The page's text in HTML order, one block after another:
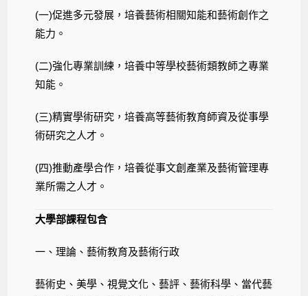
(一)促進多元發展，培養藝術相關知能和藝術創作之
能力。
(二)強化專業訓練，培養中等學校藝術類教師之專業
知能。
(三)精實學術研究，培養高等藝術教育師資及從事學
術研究之人才 。
(四)推動產學合作，培養從事文創產業及藝術管理專
業所需之人才。
大學部課程包含
一、理論、藝術教育及藝術行政
藝術史、美學、視覺文化、藝評、藝術科學、當代藝